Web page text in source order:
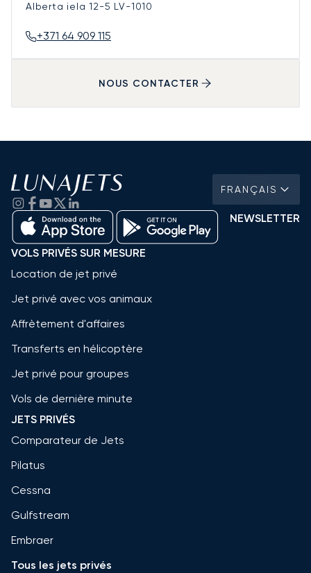
Alberta iela 12-5 LV-1010
+371 64 909 115
NOUS CONTACTER
FRANÇAIS
NEWSLETTER
VOLS PRIVÉS SUR MESURE
Location de jet privé
Jet privé avec vos animaux
Affrètement d'affaires
Transferts en hélicoptère
Jet privé pour groupes
Vols de dernière minute
JETS PRIVÉS
Comparateur de Jets
Pilatus
Cessna
Gulfstream
Embraer
Tous les jets privés